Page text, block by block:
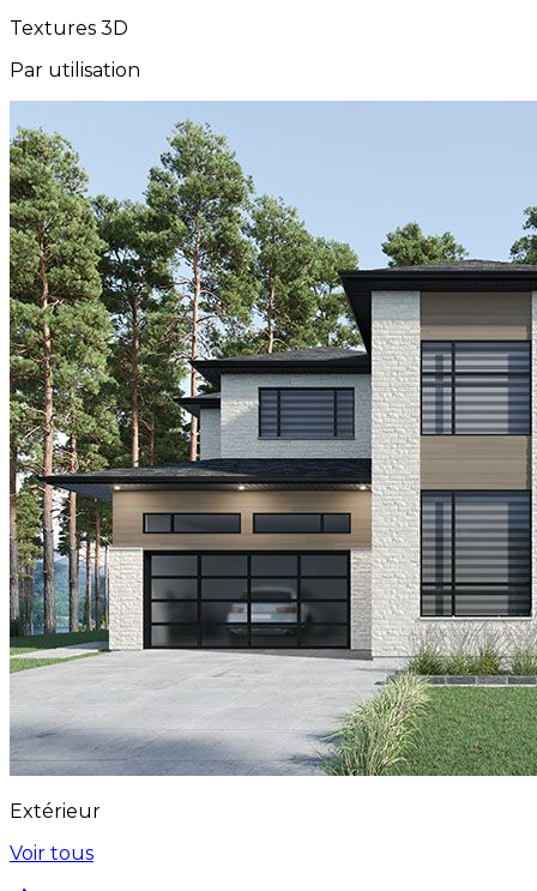
Textures 3D
Par utilisation
Extérieur
Voir tous